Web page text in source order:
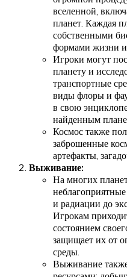
вселенной,
планет. Каждая
собственными
формами жизни и
Игроки могут
планету и
транспортные
виды флоры и
в свою
найденным
Космос также
заброшенные
артефакты,
Выживание:
На многих
и радиации до
Игрокам
состоянием
защищает их от
среды.
Выживание